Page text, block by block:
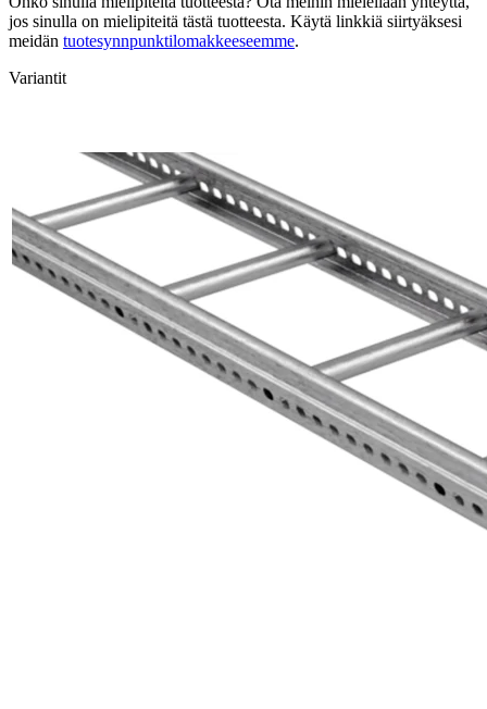
jos sinulla on mielipiteitä tästä tuotteesta. Käytä linkkiä siirtyäksesi
meidän tuotesynnpunktilomakkeeseemme.
Variantit